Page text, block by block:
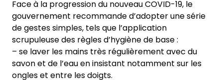
Face à la progression du nouveau COVID-19, le
gouvernement recommande d’adopter une série
de gestes simples, tels que l’application
scrupuleuse des règles d’hygiène de base :
– se laver les mains très régulièrement avec du
savon et de l’eau en insistant notamment sur les
ongles et entre les doigts.